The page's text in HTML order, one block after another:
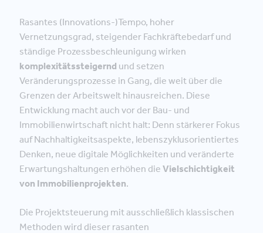
Rasantes (Innovations-)Tempo, hoher
Vernetzungsgrad, steigender Fachkräftebedarf und
ständige Prozessbeschleunigung wirken
komplexitätssteigernd und setzen
Veränderungsprozesse in Gang, die weit über die
Grenzen der Arbeitswelt hinausreichen. Diese
Entwicklung macht auch vor der Bau- und
Immobilienwirtschaft nicht halt: Denn stärkerer Fokus
auf Nachhaltigkeitsaspekte, lebenszyklusorientiertes
Denken, neue digitale Möglichkeiten und veränderte
Erwartungshaltungen erhöhen die Vielschichtigkeit
von Immobilienprojekten.
Die Projektsteuerung mit ausschließlich klassischen
Methoden wird dieser rasanten